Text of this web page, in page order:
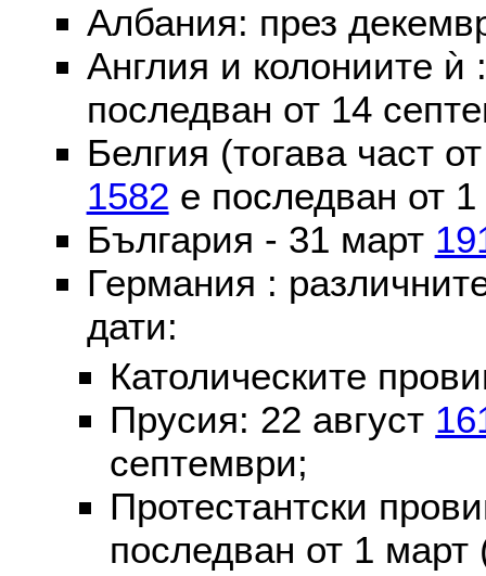
Албания: през
Англия и колониите
последван от 14
Белгия (тогава част
1582 е последван от
България - 31 март
Германия :
дати:
Католическите
Прусия: 22 август
септември;
Протестантски
последван от 1 март